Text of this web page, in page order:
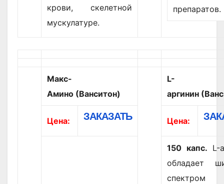
крови, скелетной
мускулатуре.
препаратов.
Макс-
Амино (Ванситон)
L-
аргинин
Цена: ЗАКАЗАТЬ Цена:
150 капс. L-
обладает
спектром